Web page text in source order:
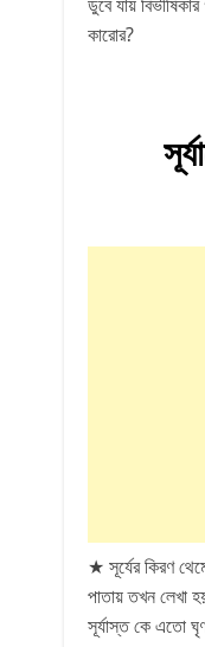
কারোর?
★ সূর্যের কিরণ
পাতায় তখন লেখা
সূর্যাস্ত কে এতো